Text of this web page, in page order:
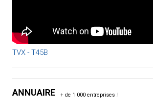
TVX - T45B
ANNUAIRE